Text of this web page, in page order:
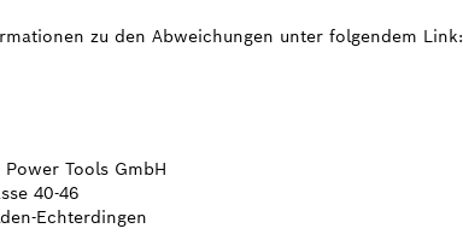
zu den Abweichungen unter folgendem Link:
Tools GmbH
40-46
Echterdingen